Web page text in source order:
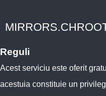
Reguli
Acest serviciu este oferit
acestuia constituie un